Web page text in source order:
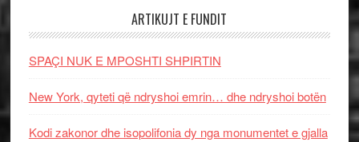
ARTIKUJT E FUNDIT
SPAÇI NUK E MPOSHTI SHPIRTIN
New York, qyteti që ndryshoi emrin… dhe ndryshoi botën
Kodi zakonor dhe isopolifonia dy nga monumentet e gjalla